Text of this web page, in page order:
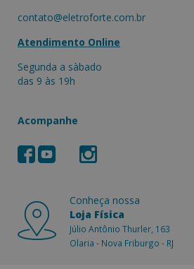
contato@eletroforte.com.br
Atendimento Online
Segunda a sàbado
das 9 às 19h
Acompanhe
Conheça nossa
Loja Física
Júlio Antônio Thurler, 163
Olaria - Nova Friburgo - RJ